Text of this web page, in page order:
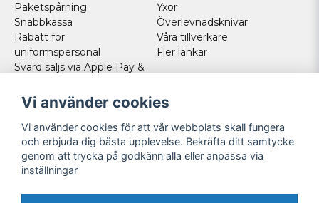
Paketspårning
Snabbkassa
Rabatt för
uniformspersonal
Svärd säljs via Apple Pay &
Norska kunder
Cookies
Yxor
Överlevnadsknivar
Våra tillverkare
Fler länkar
FÖLJ OSS
Facebook
Instagram
Youtube
Vi använder cookies
Vi använder cookies för att vår webbplats skall fungera
och erbjuda dig bästa upplevelse. Bekräfta ditt samtycke
genom att trycka på godkänn alla eller anpassa via
inställningar